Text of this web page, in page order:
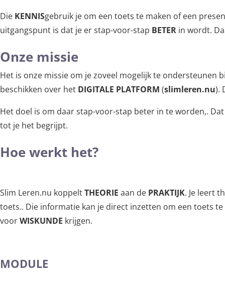
Die KENNISgebruik je om een toets te maken of een
uitgangspunt is dat je er stap-voor-stap BETER in wordt.
Onze missie
Het is onze missie om je zoveel mogelijk te
beschikken over het DIGITALE PLATFORM (slimleren.nu).
Het doel is om daar stap-voor-stap beter in te worden,.
tot je het begrijpt.
Hoe werkt het?
Slim Leren.nu koppeltTHEORIE aan de PRAKTIJK. Je leert
toets.. Die informatie kan je direct inzetten om een toets
voorWISKUNDE krijgen.
MODULE